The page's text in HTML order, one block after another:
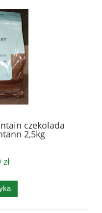
czekolada
2,5kg